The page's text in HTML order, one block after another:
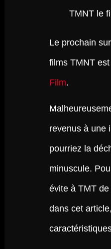
Le prochain
films TMNT
Film.
revenus à une
pourriez la
minuscule.
évite à TMT
dans cet